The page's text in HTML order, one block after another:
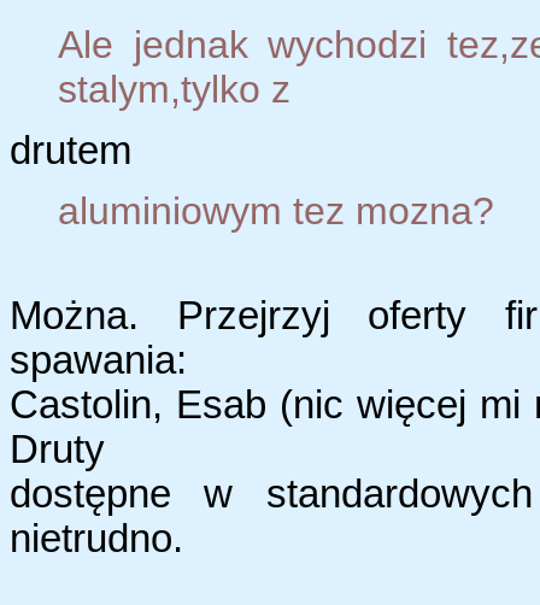
Ale jednak wychodzi
stalym,tylko z
drutem
aluminiowym tez mozna?
Można. Przejrzyj oferty
spawania:
Castolin, Esab (nic więcej
Druty
dostępne w
nietrudno.